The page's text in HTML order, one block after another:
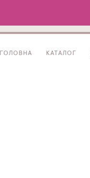
ГОЛОВНА КАТАЛОГ